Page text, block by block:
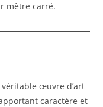
mètre carré.
œuvre d’art
caractère et